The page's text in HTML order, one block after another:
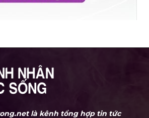
là kênh tổng hợp tin tức